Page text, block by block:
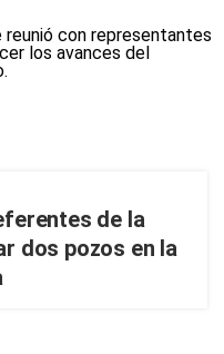
de la
dos pozos en la